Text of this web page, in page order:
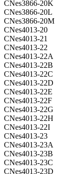
CNes3866-20K
CNes3866-20L
CNes3866-20M
CNes4013-20
CNes4013-21
CNes4013-22
CNes4013-22A
CNes4013-22B
CNes4013-22C
CNes4013-22D
CNes4013-22E
CNes4013-22F
CNes4013-22G
CNes4013-22H
CNes4013-22I
CNes4013-23
CNes4013-23A
CNes4013-23B
CNes4013-23C
CNes4013-23D